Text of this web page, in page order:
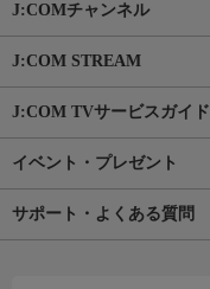
J:COMチャンネル
J:COM STREAM
J:COM TVサービスガイド
イベント・プレゼント
サポート・よくある質問